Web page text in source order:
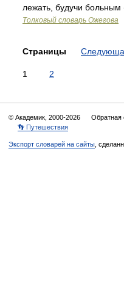
лежать, будучи
Толковый словарь Ожегова
Страницы
1 2
© Академик, 2000-2026 Обратная
👣 Путешествия
Экспорт словарей на сайты ,